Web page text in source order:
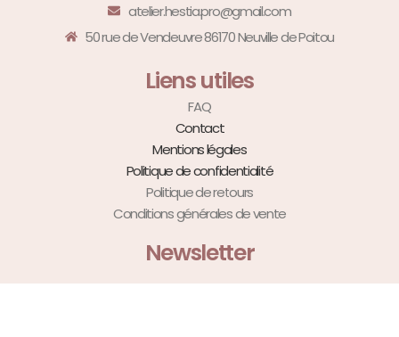
atelier.hestia.pro@gmail.com
50 rue de Vendeuvre 86170 Neuville de Poitou
Liens utiles
FAQ
Contact
Mentions légales
Politique de confidentialité
Politique de retours
Conditions générales de vente
Newsletter